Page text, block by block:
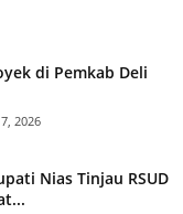
di Pemkab Deli
2026
Nias Tinjau RSUD